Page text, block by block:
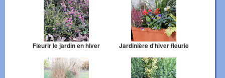
Fleurir le jardin en hiver Jardinière d'hiver fleurie